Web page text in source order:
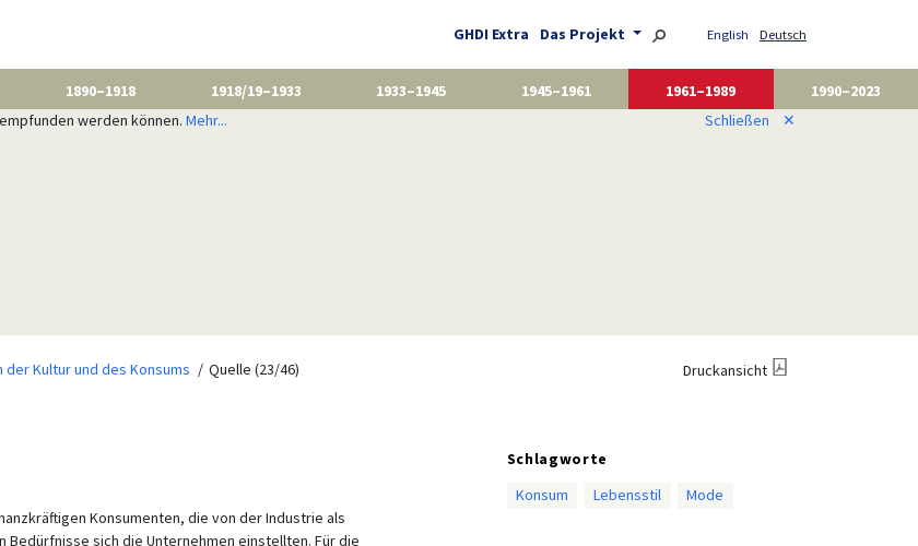
GHDI Extra Das Projekt English Deutsch
1890–1918 1918/19–1933 1933–1945 1945–1961 1961–1989
1990–2023
werden können. Mehr... Schließen ✕
der Kultur und des Konsums Quelle (23/46) Druckansicht
Konsumenten, die von der Industrie als
sich die Unternehmen einstellten. Für die
Schlagworte
Konsum
Lebensstil Mode